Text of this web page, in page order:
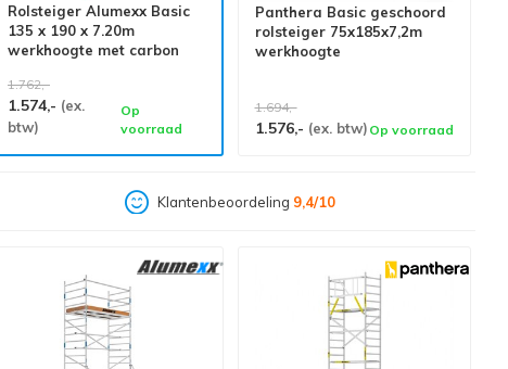
Rolsteiger Alumexx Basic
135 x 190 x 7.20m
werkhoogte met carbon
1.762,-
1.574,- (ex.
btw)
Op
voorraad
Panthera Basic geschoord
rolsteiger 75x185x7,2m
werkhoogte
1.694,-
1.576,- (ex. btw) Op voorraad
Klantenbeoordeling 9,4/10